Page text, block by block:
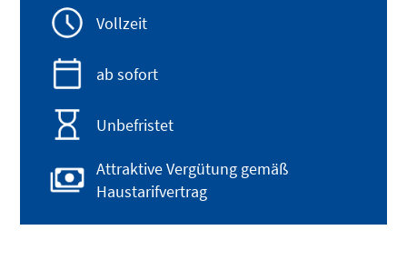
Vollzeit
ab sofort
Unbefristet
Attraktive Vergütung gemäß
Haustarifvertrag